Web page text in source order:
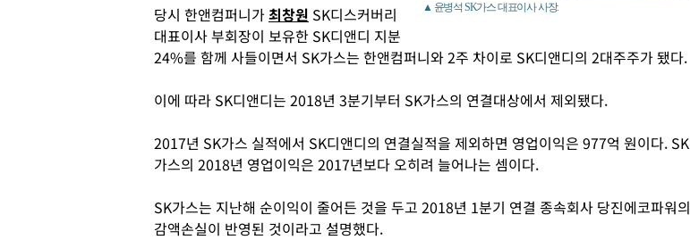
▲ 윤병석 SK가스 대표이사 사장.
당시 한앤컴퍼니가최창원 SK디스커버리
대표이사 부회장이 보유한 SK디앤디 지분
24%를 함께 사들이면서 SK가스는 한앤컴퍼니와 2주 차이로 SK디앤디의 2대주주가 됐다.
이에 따라 SK디앤디는 2018년 3분기부터 SK가스의 연결대상에서 제외됐다.
2017년 SK가스 실적에서 SK디앤디의 연결실적을 제외하면 영업이익은 977억 원이다. SK
가스의 2018년 영업이익은 2017년보다 오히려 늘어나는 셈이다.
SK가스는 지난해 순이익이 줄어든 것을 두고 2018년 1분기 연결 종속회사 당진에코파워의
감액손실이 반영된 것이라고 설명했다.